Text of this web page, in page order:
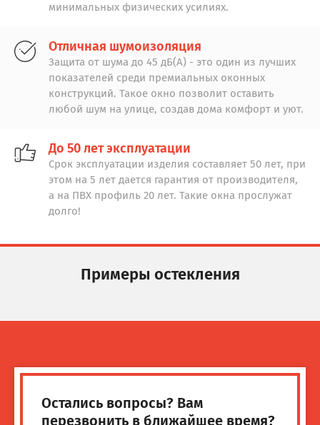
минимальных физических усилиях.
Отличная шумоизоляция
Защита от шума до 45 дБ(А) - это один из лучших
показателей среди премиальных оконных
конструкций. Такое окно позволит оставить
любой шум на улице, создав дома комфорт и уют.
До 50 лет эксплуатации
Срок эксплуатации изделия составляет 50 лет, при
этом на 5 лет дается гарантия от производителя,
а на ПВХ профиль 20 лет. Такие окна прослужат
долго!
Примеры остекления
Остались вопросы? Вам
перезвонить в ближайшее время?